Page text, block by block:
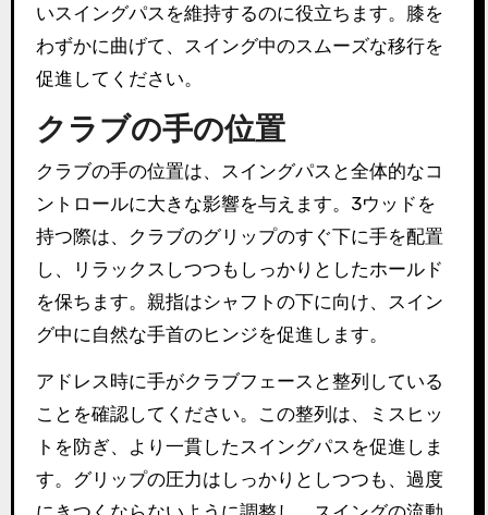
いスイングパスを維持するのに役立ちます。膝を
わずかに曲げて、スイング中のスムーズな移行を
促進してください。
クラブの手の位置
クラブの手の位置は、スイングパスと全体的なコ
ントロールに大きな影響を与えます。3ウッドを
持つ際は、クラブのグリップのすぐ下に手を配置
し、リラックスしつつもしっかりとしたホールド
を保ちます。親指はシャフトの下に向け、スイン
グ中に自然な手首のヒンジを促進します。
アドレス時に手がクラブフェースと整列している
ことを確認してください。この整列は、ミスヒッ
トを防ぎ、より一貫したスイングパスを促進しま
す。グリップの圧力はしっかりとしつつも、過度